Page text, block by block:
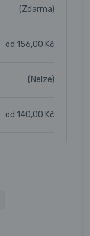
(Zdarma)
od 156,00 Kč
(Nelze)
od 140,00 Kč